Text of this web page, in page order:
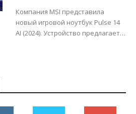
ИИ-функциями
Компания MSI представила
новый игровой ноутбук Pulse 14
AI (2024). Устройство предлагает